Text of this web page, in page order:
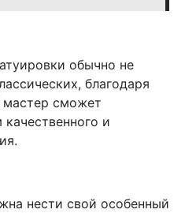
обычно не
благодаря
сможет
и
нести свой особенный